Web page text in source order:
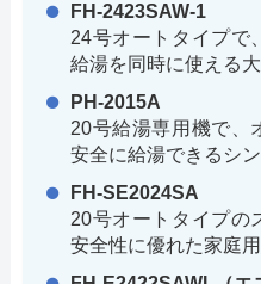
FH-2423SAW-1
24号オートタイプで
給湯を同時に使える大
PH-2015A
20号給湯専用機で、
安全に給湯できるシン
FH-SE2024SA
20号オートタイプの
安全性に優れた家庭用